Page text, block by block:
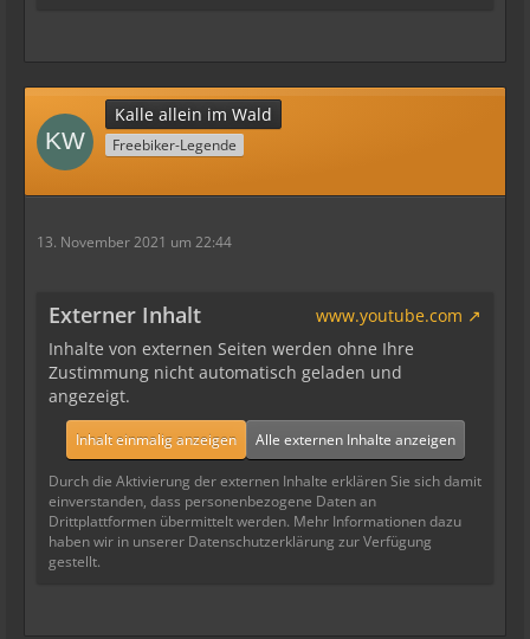
Kalle allein im Wald
Freebiker-Legende
13. November 2021 um 22:44
Externer Inhalt
www.youtube.com
Inhalte von externen Seiten werden ohne Ihre
Zustimmung nicht automatisch geladen und
angezeigt.
Inhalt einmalig anzeigen Alle externen Inhalte anzeigen
Durch die Aktivierung der externen Inhalte erklären Sie sich damit
einverstanden, dass personenbezogene Daten an
Drittplattformen übermittelt werden. Mehr Informationen dazu
haben wir in unserer Datenschutzerklärung zur Verfügung
gestellt.